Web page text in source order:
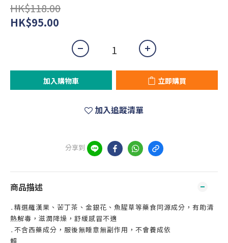
HK$118.00
HK$95.00
加入購物車 立即購買
加入追蹤清單
分享到
商品描述
․精選羅漢果、苦丁茶、金銀花、魚腥草等藥食同源成分，有助清
熱解毒，滋潤降燥，舒緩感冒不適
․不含西藥成分，服後無睡意無副作用，不會養成依
賴